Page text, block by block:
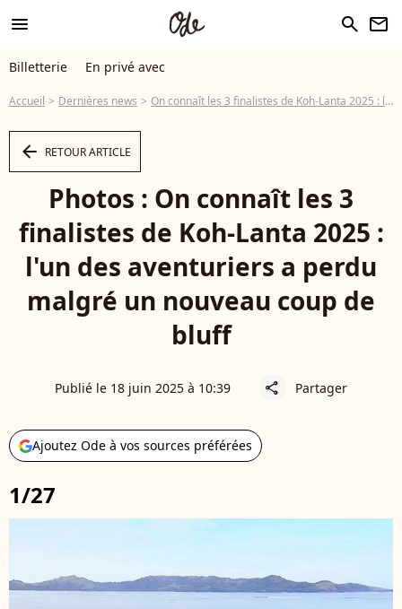
menu search newsletter
Billetterie En privé avec
Accueil Dernières news On connaît les 3 finalistes de Koh-Lanta 2025 : l'un des aventuriers a perdu malgré un nouveau coup de bluff
arrow_left RETOUR ARTICLE
Photos : On connaît les 3
finalistes de Koh-Lanta 2025 :
l'un des aventuriers a perdu
malgré un nouveau coup de
bluff
Publié le 18 juin 2025 à 10:39 share Partager
Ajoutez Ode à vos sources préférées
1/27